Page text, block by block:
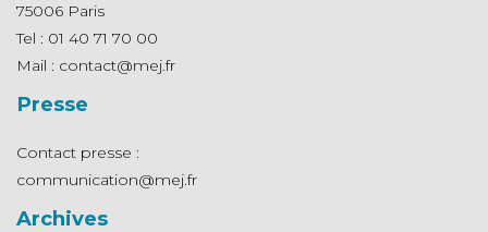
75006 Paris
Tel : 01 40 71 70 00
Mail : contact@mej.fr
Presse
Contact presse :
communication@mej.fr
Archives